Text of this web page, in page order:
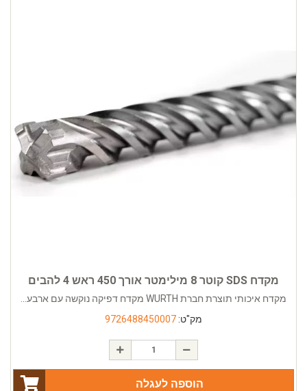
מקדח SDS קוטר 8 מילימטר אורך 450 ראש 4 להבים
מקדח איכותי תוצרת חברת WURTH מקדח דפיקה נוקשה עם ארבע...
מק"ט: 9726488450007
הוספה לעגלה